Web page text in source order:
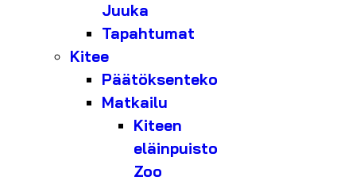
Juuka
Tapahtumat
Kitee
Päätöksenteko
Matkailu
Kiteen
eläinpuisto
Zoo